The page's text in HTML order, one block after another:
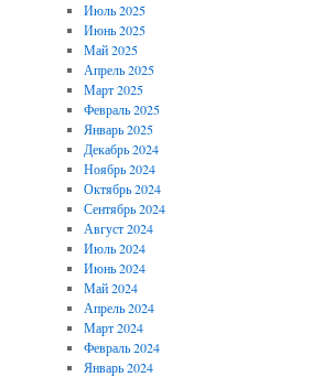
Июль 2025
Июнь 2025
Май 2025
Апрель 2025
Март 2025
Февраль 2025
Январь 2025
Декабрь 2024
Ноябрь 2024
Октябрь 2024
Сентябрь 2024
Август 2024
Июль 2024
Июнь 2024
Май 2024
Апрель 2024
Март 2024
Февраль 2024
Январь 2024